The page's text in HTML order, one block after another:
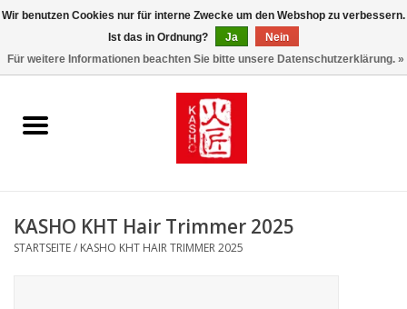
Kasho World Since 1908
Taschen/Halfter/Holster/
KASHO KHT Hair Trimmer 2025
STARTSEITE/ KASHO KHT HAIR TRIMMER 2025
Wir benutzen Cookies nur für interne Zwecke um den Webshop zu verbessern.
Ist das in Ordnung?
Ja
Nein
Für weitere Informationen beachten Sie bitte unsere Datenschutzerklärung. »